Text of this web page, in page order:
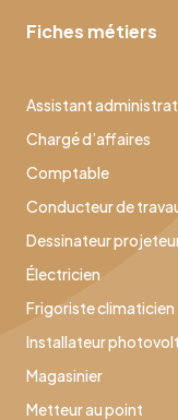
Fiches métiers
Assistant
Chargé d’affaires
Comptable
Conducteur de
Dessinateur
Électricien
Frigoriste climaticien
Installateur
Magasinier
Metteur au point